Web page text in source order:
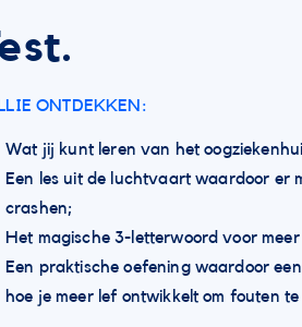
ONTDEKKEN:
Wat jij kunt leren van het
Een les uit de luchtvaart waardoor er
crashen;
Het magische 3-letterwoord voor
Een praktische oefening waardoor
hoe je meer lef ontwikkelt om fouten te